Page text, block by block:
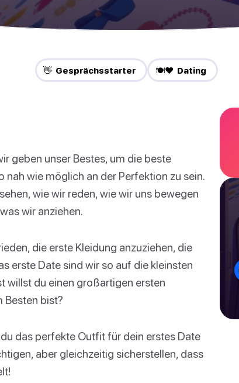
👋 Gesprächsstarter 🍽️❤️ Dating
geben unser Bestes, um die beste
nah wie möglich an der Perfektion zu sein.
wie wir reden, wie wir uns bewegen
wir anziehen.
die erste Kleidung anzuziehen, die
erste Date sind wir so auf die kleinsten
willst du einen großartigen ersten
Besten bist?
das perfekte Outfit für dein erstes Date
aber gleichzeitig sicherstellen, dass